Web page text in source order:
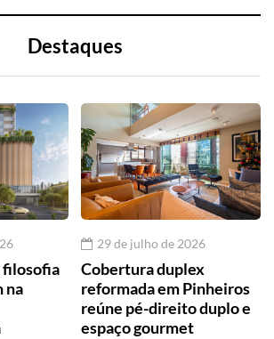
Destaques
na
29 de julho de 2026
Cobertura duplex
reformada em Pinheiros
reúne pé-direito duplo e
espaço gourmet